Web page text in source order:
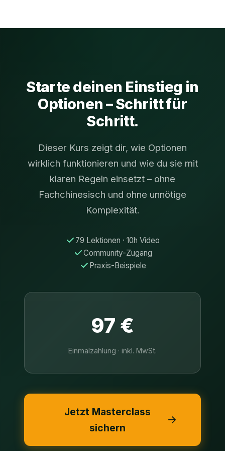
Starte deinen Einstieg in
Optionen – Schritt für
Schritt.
Dieser Kurs zeigt dir, wie Optionen
wirklich funktionieren und wie du sie mit
klaren Regeln einsetzt – ohne
Fachchinesisch und ohne unnötige
Komplexität.
79 Lektionen · 10h Video
Community-Zugang
Praxis-Beispiele
97 €
Einmalzahlung · inkl. MwSt.
Jetzt Masterclass
sichern